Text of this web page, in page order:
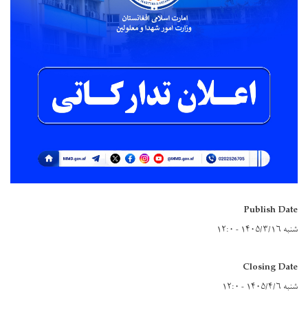
Publish Date
شنبه ۱۴۰۵/۳/۱۶ - ۱۲:۰
Closing Date
شنبه ۱۴۰۵/۴/۶ - ۱۲:۰